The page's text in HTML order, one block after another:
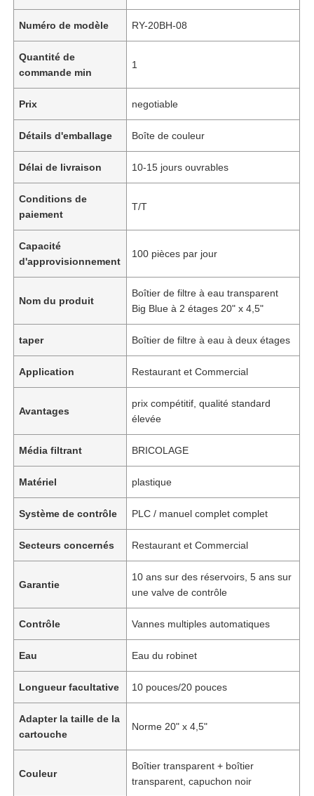
Numéro de modèle RY-20BH-08
Quantité de
commande min
1
Prix negotiable
Détails d'emballage Boîte de couleur
Délai de livraison 10-15 jours ouvrables
Conditions de
paiement
T/T
Capacité
d'approvisionnement
100 pièces par jour
Nom du produit
Boîtier de filtre à eau transparent
Big Blue à 2 étages 20" x 4,5"
taper Boîtier de filtre à eau à deux étages
Application Restaurant et Commercial
Avantages
prix compétitif, qualité standard
élevée
Média filtrant BRICOLAGE
Matériel plastique
Système de contrôle PLC / manuel complet complet
Secteurs concernés Restaurant et Commercial
Garantie
10 ans sur des réservoirs, 5 ans sur
une valve de contrôle
Contrôle Vannes multiples automatiques
Eau Eau du robinet
Longueur facultative 10 pouces/20 pouces
Adapter la taille de la
cartouche
Norme 20" x 4,5"
Couleur
Boîtier transparent + boîtier
transparent, capuchon noir